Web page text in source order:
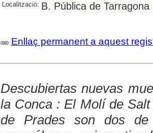
Localització: B. Pública de Tarragona
Enllaç permanent a aquest
Descubiertas nuevas
la Conca : El Molí de
de Prades son dos